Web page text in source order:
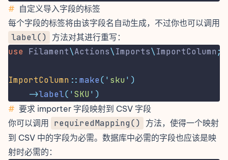
# 自定义导入字段的标签
每个字段的标签将由该字段名自动生成，不过你也可以调用
label() 方法对其进行重写：
use Filament\Actions\Imports\ImportColumn ;
ImportColumn :: make( ' sku ' )
->label( 'SKU ' )
# 要求 importer 字段映射到 CSV 字段
你可以调用
requiredMapping()
方法，使得一个映射
到 CSV 中的字段为必需。数据库中必需的字段也应该是映
射时必需的：